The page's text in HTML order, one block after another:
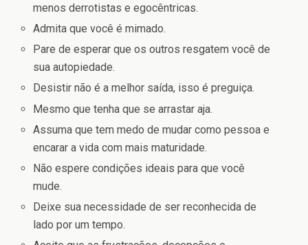
menos derrotistas e egocêntricas.
Admita que você é mimado.
Pare de esperar que os outros resgatem você de
sua autopiedade.
Desistir não é a melhor saída, isso é preguiça.
Mesmo que tenha que se arrastar aja.
Assuma que tem medo de mudar como pessoa e
encarar a vida com mais maturidade.
Não espere condições ideais para que você
mude.
Deixe sua necessidade de ser reconhecida de
lado por um tempo.